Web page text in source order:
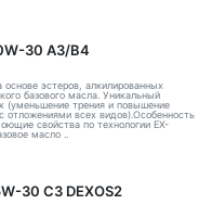
30 A3/B4
эстеров, алкилированных
базового масла. Уникальный
(уменьшение трения и повышение
всех видов).Особенность
свойства по технологии EX-
масло ..
30 C3 DEXOS2